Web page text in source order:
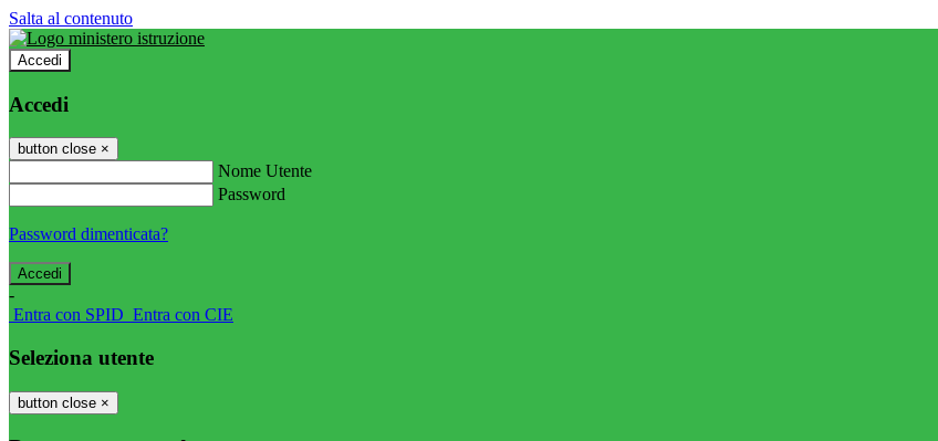
Salta al contenuto
Accedi
Accedi
button close ×
Nome Utente
Password
Password dimenticata?
-
Entra con SPID Entra con CIE
Seleziona utente
button close ×